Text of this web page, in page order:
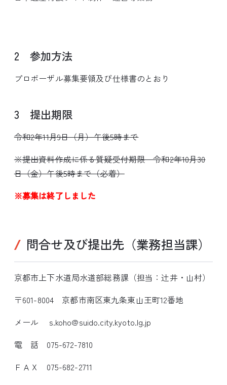
2 参加方法
プロポーザル募集要領及び仕様書のとおり
3 提出期限
令和2年11月9日（月）午後5時まで
※提出資料作成に係る質疑受付期限 令和2年10月30
日（金）午後5時まで（必着）
※募集は終了しました
問合せ及び提出先（業務担当課）
京都市上下水道局水道部総務課（担当：辻井・山村）
〒601-8004 京都市南区東九条東山王町12番地
メール s.koho@suido.city.kyoto.lg.jp
電 話 075-672-7810
ＦＡＸ 075-682-2711